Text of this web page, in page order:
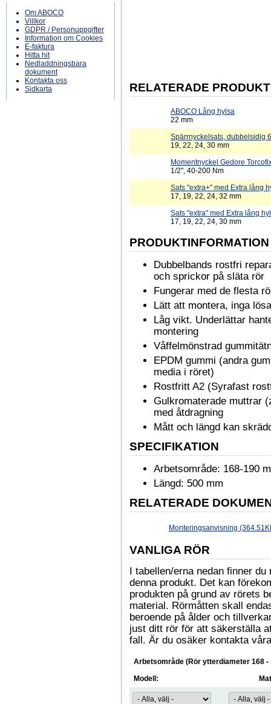
Om ABOCO
Villkor
GDPR / Personuppgifter
Information om Cookies
E-faktura
Hitta hit
Nedladdningsbara
dokument
Kontakta oss
Sidkarta
RELATERADE
ABOCO Lång hylsa
22 mm
Spärrnyckelsats, dubbelsidig
19, 22, 24, 30 mm
Momentnyckel Gedore
1/2", 40-200 Nm
Sats "extra+" med Extra lång
17, 19, 22, 24, 32 mm
Sats "extra" med Extra lång
17, 19, 22, 24, 30 mm
PRODUKTINFORMATION
Dubbelbands rostfri
och sprickor på släta rör
Fungerar med de flesta
Lätt att montera, inga
Låg vikt. Underlättar
montering
Våffelmönstrad
EPDM gummi (andra
media i röret)
Rostfritt A2 (Syrafast
Gulkromaterade muttrar
med åtdragning
Mått och längd kan
SPECIFIKATION
Arbetsområde: 168-190
Längd: 500 mm
RELATERADE
Monteringsanvisning
VANLIGA RÖR
I tabellen/erna nedan finner
denna produkt. Det kan
produkten på grund av rörets
material. Rörmåtten skall
beroende på ålder och
just ditt rör för att säkerställa
fall. Är du osäker kontakta
Arbetsområde (Rör ytterdiameter 168 -
Modell: